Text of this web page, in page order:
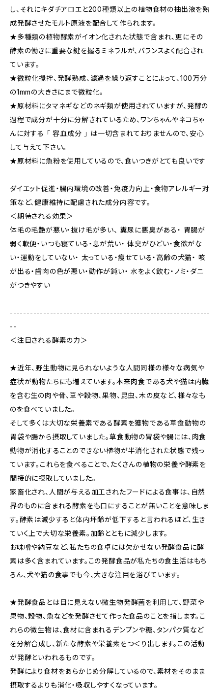
し、それにキダチアロエと200種類以上の植物食材の抽出液を熟
成発酵させたモルト原液を配合して作られます。
★多種類の植物酵素がイオン化された状態で含まれ、更にその
酵素の働きに重要な鍵を握るミネラルが、バランスよく配合され
ています。
★微粒化攪拌、発酵熟成、濾過を繰り返すことによって、100万分
の1mmの大きさにまで微粒化。
★原材料にタマネギなどのネギ類が使用されていますが、発酵の
過程で成分が十分に分解されているため、ワンちゃんやネコちゃ
んに対する 「 容血成分 」 は一切含まれておりませんので、安心
して与えて下さい。
★原材料に魚粉を使用しているので、食いつきがとても良いです
ダイエット促進・腸内環境の改善・免疫力向上・食物アレルギー対
策など、健康維持に配慮された成分内容です。
＜期待される効果＞
体毛の毛艶が悪い・抜け毛が多い、 糞尿に悪臭がある・ 胃腸が
弱く軟便・いつも寝ている・息が荒い・ 体臭がひどい・食欲がな
い・運動をしていない・ 太っている・痩せている・高齢の犬猫・ 咳
が出る・歯肉の色が悪い・動作が鈍い・ 水をよく飲む・ノミ・ダニ
がつきやすい
------------------------------------------------------------
--
＜注目される酵素の力＞
★近年、野生動物に見られないような人間同様の様々な病気や
症状が動物たちにも増えています。本来肉食である犬や猫は内臓
を含む生の肉や骨、草や穀物、果物、昆虫、木の皮など、様々なも
のを食べていました。
そして多くは大切な栄養素である酵素を獲物である草食動物の
胃袋や腸から摂取していました。草食動物の胃袋や腸には、肉食
動物が消化することのできない植物が半消化された状態で残っ
ています。これらを食べることで、たくさんの植物の栄養や酵素を
間接的に摂取していました。
家畜化され、人間が与える加工されたフードによる食事は、自然
界のものに含まれる酵素をも口にすることが無いことを意味しま
す。酵素は減少すると体内坪齢が低下すると言われるほど、生き
ていく上で大切な栄養素。加齢とともに減少します。
お味噌や納豆など、私たちの食卓には欠かせない発酵食品に酵
素は多く含まれています。この発酵食品が私たちの食生活はもち
ろん、犬や猫の食事でも今、大きな注目を浴びています。
★発酵食品とは目に見えない微生物発酵菌を利用して、野菜や
果物、穀物、魚などを発酵させて作った食品のことを指します。こ
れらの微生物は、食材に含まれるデンプンや糖、タンパク質など
を分解合成し、新たな酵素や栄養素をつ＜り出します。この活動
が発酵といわれるものです。
発酵により食材をあらかじめ分解しているので、素材をそのまま
摂取するよりも消化・吸収しやすくなっています。